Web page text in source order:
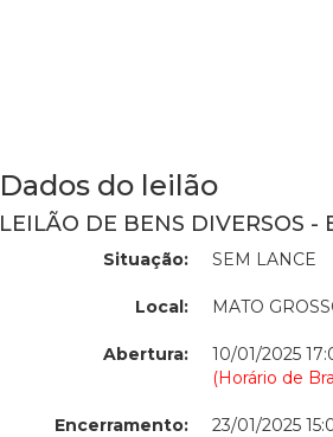
Dados do leilão
LEILÃO DE BENS DIVERSOS -
Situação: SEM LANCE
Local: MATO
Abertura:
10/01/2025
(Horário de
Encerramento:
23/01/2025